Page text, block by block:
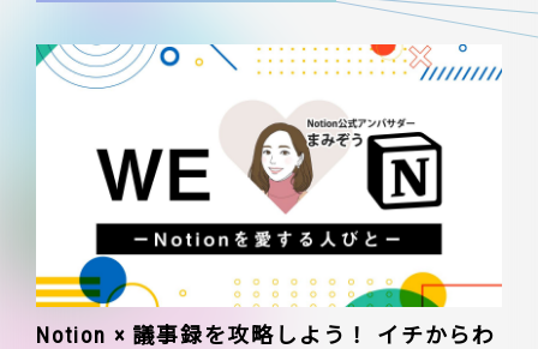
Notion × 議事録を攻略しよう！ イチからわ